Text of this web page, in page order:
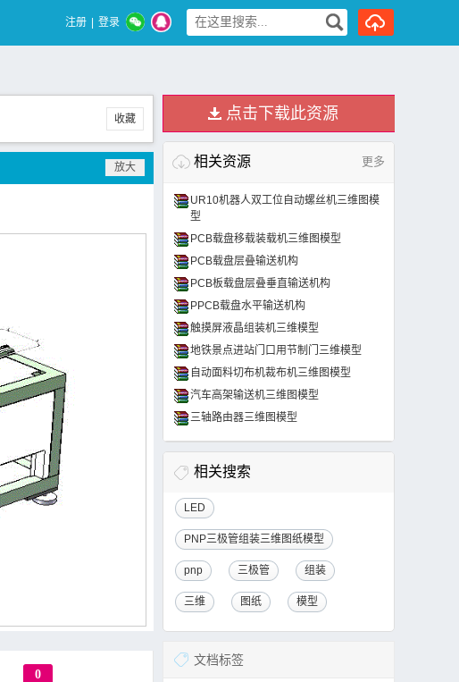
注册 登录
收藏
0
点击下载此资源
相关资源 更多
UR10机器人双工位自动螺丝机三维图模
型
PCB载盘移载装载机三维图模型
PCB载盘层叠输送机构
PCB板载盘层叠垂直输送机构
PPCB载盘水平输送机构
触摸屏液晶组装机三维模型
地铁景点进站门口用节制门三维模型
自动面料切布机裁布机三维图模型
汽车高架输送机三维图模型
三轴路由器三维图模型
相关搜索
LED
PNP三极管组装三维图纸模型
pnp 三极管 组装
三维 图纸 模型
文档标签